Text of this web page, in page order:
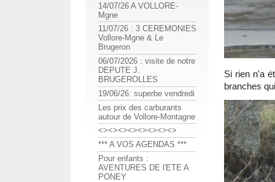
Si rien n'a
branches
14/07/26 A VOLLORE-
Mgne
11/07/26 : 3 CEREMONIES
Vollore-Mgne & Le
Brugeron
06/07/2026 : visite de notre
DEPUTE J.
BRUGEROLLES
19/06/26: superbe vendredi
Les prix des carburants
autour de Vollore-Montagne
<><><><><><><><>
*** A VOS AGENDAS ***
Pour enfants :
AVENTURES DE l'ETE A
PONEY